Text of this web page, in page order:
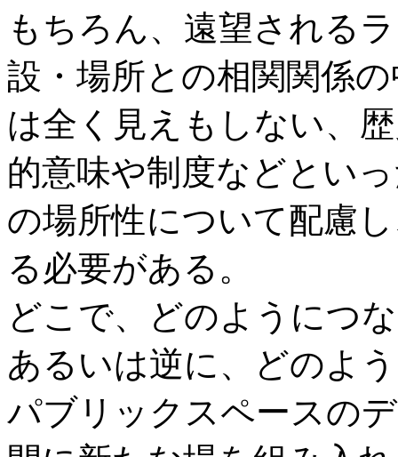
もちろん、遠望される
設・場所との相関関係
は全く見えもしない、
的意味や制度などとい
の場所性について配慮
る必要がある。
どこで、どのようにつ
あるいは逆に、どのよ
パブリックスペースの